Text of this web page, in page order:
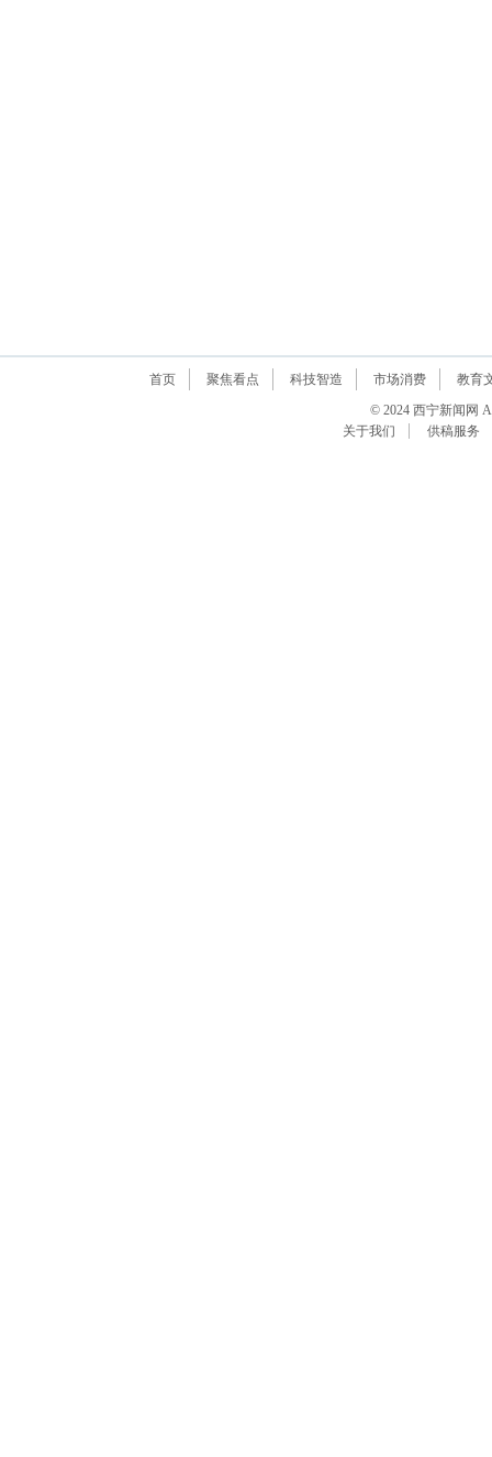
首页 聚焦看点 科技智造 市场消费
教育
© 2024 西宁新闻网
关于我们
供稿服务